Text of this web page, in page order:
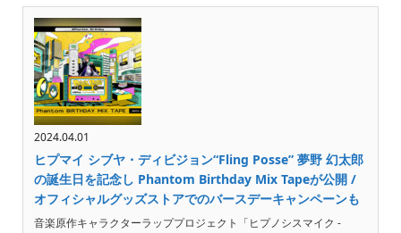
2024.04.01
ヒプマイ シブヤ・ディビジョン“Fling Posse” 夢野 幻太郎
の誕生日を記念し Phantom Birthday Mix Tapeが公開 /
オフィシャルグッズストアでのバースデーキャンペーンも
音楽原作キャラクターラッププロジェクト「ヒプノシスマイク -